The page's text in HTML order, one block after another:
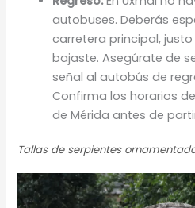
autobuses. Deberás
carretera principal,
bajaste. Asegúrate de
señal al autobús de
Confirma los horarios
de Mérida antes de
Tallas de serpientes